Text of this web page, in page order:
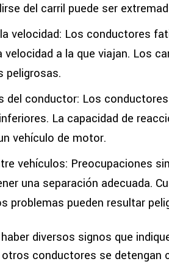
del carril puede ser
velocidad: Los conductores
velocidad a la que viajan. Los
peligrosas.
del conductor: Los
La capacidad de
vehículo de motor.
vehículos: Preocupaciones
una separación adecuada.
problemas pueden resultar
diversos signos que
conductores se detengan